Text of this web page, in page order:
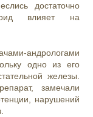
достаточно
влияет на
андрологами
одно из его
железы.
замечали
нарушений